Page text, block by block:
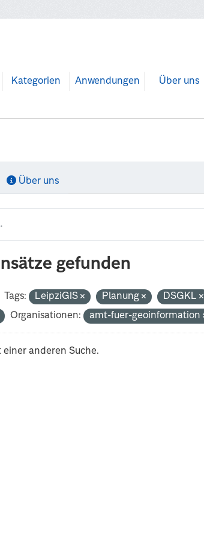
Kategorien Anwendungen Über uns
Über uns
gefunden
Tags: LeipziGIS Planung
DSGKL
Organisationen: amt-fuer-geoinformation
einer anderen Suche.